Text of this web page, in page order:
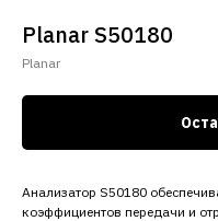
Planar S50180
Planar
Анализатор S50180
коэффициентов передачи и